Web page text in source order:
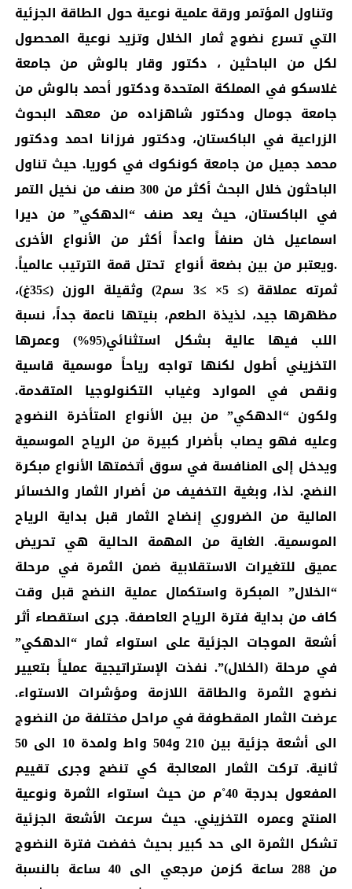
وتناول المؤتمر ورقة علمية نوعية حول الطاقة الجزئية
التي تسرع نضوج ثمار الخلال وتزيد نوعية المحصول
لكل من الباحثين ، دكتور وقار بالوش من جامعة
غلاسكو في المملكة المتحدة ودكتور أحمد بالوش من
جامعة جومال ودكتور شاهزاده من معهد البحوث
الزراعية في الباكستان، ودكتور فرزانا احمد ودكتور
محمد جميل من جامعة كونكوك في كوريا. حيث تناول
الباحثون خلال البحث أكثر من 300 صنف من نخيل التمر
في الباكستان، حيث يعد صنف “الدهكي” من ديرا
اسماعيل خان صنفاً واعداً أكثر من الأنواع الأخرى
.ويعتبر من بين بضعة أنواع تحتل قمة الترتيب عالمياً.
ثمرته عملاقة (≥ 5× ≥3 سم2) وثقيلة الوزن (≥35غ)،
مظهرها جيد، لذيذة الطعم، بنيتها ناعمة جداً، نسبة
اللب فيها عالية بشكل استثنائي(95%) وعمرها
التخزيني أطول لكنها تواجه رياحاً موسمية قاسية
ونقص في الموارد وغياب التكنولوجيا المتقدمة.
ولكون “الدهكي” من بين الأنواع المتأخرة النضوج
وعليه فهو يصاب بأضرار كبيرة من الرياح الموسمية
ويدخل إلى المنافسة في سوق أتخمتها الأنواع مبكرة
النضج. لذا، وبغية التخفيف من أضرار الثمار والخسائر
المالية من الضروري إنضاج الثمار قبل بداية الرياح
الموسمية. الغاية من المهمة الحالية هي تحريض
عميق للتغيرات الاستقلابية ضمن الثمرة في مرحلة
“الخلال” المبكرة واستكمال عملية النضج قبل وقت
كاف من بداية فترة الرياح العاصفة. جرى استقصاء أثر
أشعة الموجات الجزئية على استواء ثمار “الدهكي”
في مرحلة (الخلال)”. نفذت الإستراتيجية عملياً بتعيير
نضوج الثمرة والطاقة اللازمة ومؤشرات الاستواء.
عرضت الثمار المقطوفة في مراحل مختلفة من النضوج
الى أشعة جزئية بين 210 و504 واط ولمدة 10 الى 50
ثانية. تركت الثمار المعالجة كي تنضج وجرى تقييم
المفعول بدرجة 40˚م من حيث استواء الثمرة ونوعية
المنتج وعمره التخزيني. حيث سرعت الأشعة الجزئية
تشكل الثمرة الى حد كبير بحيث خفضت فترة النضوج
من 288 ساعة كزمن مرجعي الى 40 ساعة بالنسبة